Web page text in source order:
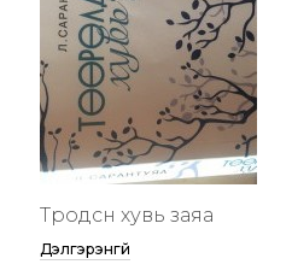
Төөрөодсөн хувь заяа
Дэлгэрэнгүй